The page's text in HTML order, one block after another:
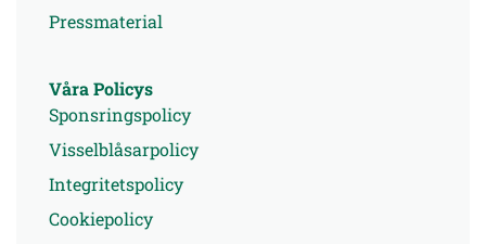
Pressmaterial
Våra Policys
Sponsringspolicy
Visselblåsarpolicy
Integritetspolicy
Cookiepolicy